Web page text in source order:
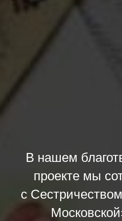
В нашем
проекте мы
с